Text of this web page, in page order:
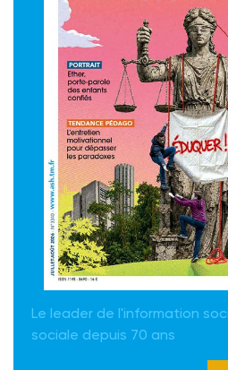
Le leader de l'information
sociale depuis 70 ans